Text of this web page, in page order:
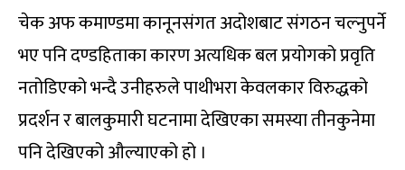
चेक अफ कमाण्डमा कानूनसंगत अदोशबाट संगठन चल्नुपर्ने
भए पनि दण्डहिताका कारण अत्यधिक बल प्रयोगको प्रवृति
नतोडिएको भन्दै उनीहरुले पाथीभरा केवलकार विरुद्धको
प्रदर्शन र बालकुमारी घटनामा देखिएका समस्या तीनकुनेमा
पनि देखिएको औल्याएको हो ।